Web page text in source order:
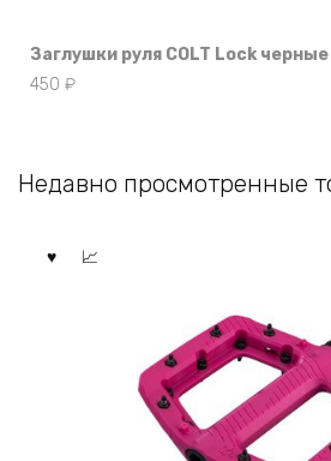
Заглушки руля COLT Lock черные
450 ₽
Недавно просмотренные